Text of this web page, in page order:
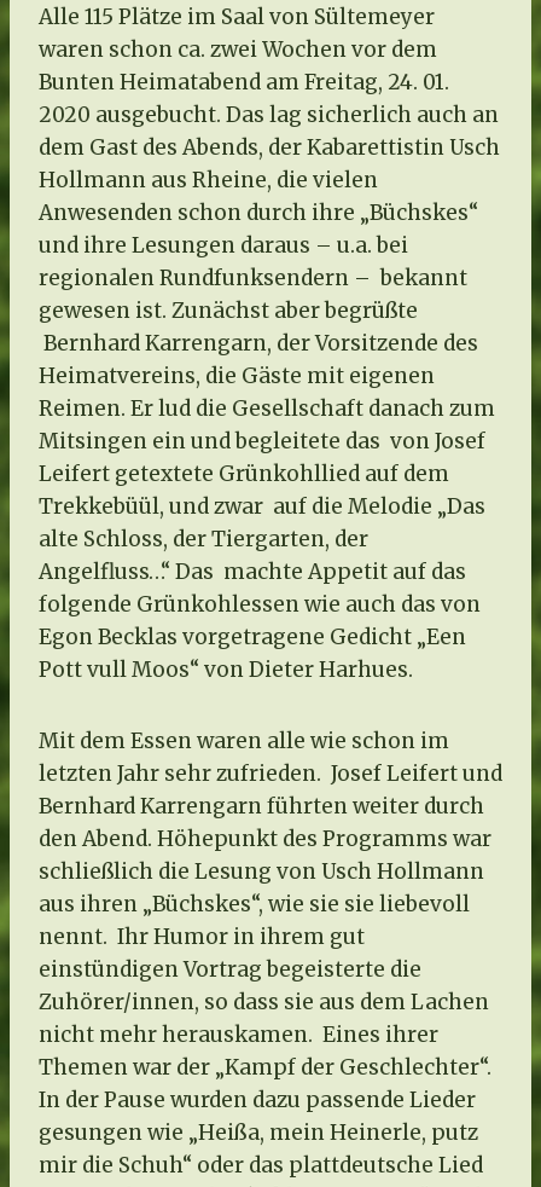
Alle 115 Plätze im Saal von Sültemeyer
waren schon ca. zwei Wochen vor dem
Bunten Heimatabend am Freitag, 24. 01.
2020 ausgebucht. Das lag sicherlich auch an
dem Gast des Abends, der Kabarettistin Usch
Hollmann aus Rheine, die vielen
Anwesenden schon durch ihre „Büchskes“
und ihre Lesungen daraus – u.a. bei
regionalen Rundfunksendern – bekannt
gewesen ist. Zunächst aber begrüßte
Bernhard Karrengarn, der Vorsitzende des
Heimatvereins, die Gäste mit eigenen
Reimen. Er lud die Gesellschaft danach zum
Mitsingen ein und begleitete das von Josef
Leifert getextete Grünkohllied auf dem
Trekkebüül, und zwar auf die Melodie „Das
alte Schloss, der Tiergarten, der
Angelfluss…“ Das machte Appetit auf das
folgende Grünkohlessen wie auch das von
Egon Becklas vorgetragene Gedicht „Een
Pott vull Moos“ von Dieter Harhues.
Mit dem Essen waren alle wie schon im
letzten Jahr sehr zufrieden. Josef Leifert und
Bernhard Karrengarn führten weiter durch
den Abend. Höhepunkt des Programms war
schließlich die Lesung von Usch Hollmann
aus ihren „Büchskes“, wie sie sie liebevoll
nennt. Ihr Humor in ihrem gut
einstündigen Vortrag begeisterte die
Zuhörer/innen, so dass sie aus dem Lachen
nicht mehr herauskamen. Eines ihrer
Themen war der „Kampf der Geschlechter“.
In der Pause wurden dazu passende Lieder
gesungen wie „Heißa, mein Heinerle, putz
mir die Schuh“ oder das plattdeutsche Lied